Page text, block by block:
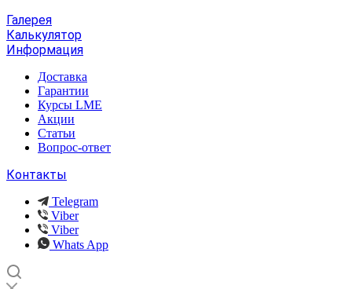
Галерея
Калькулятор
Информация
Доставка
Гарантии
Курсы LME
Акции
Статьи
Вопрос-ответ
Контакты
Telegram
Viber
Viber
Whats App